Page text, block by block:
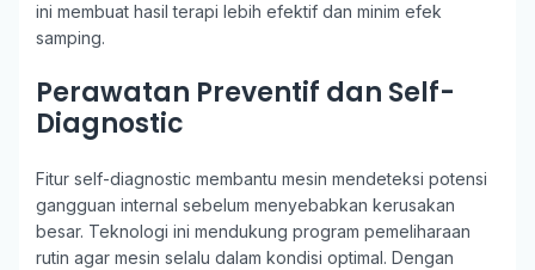
ini membuat hasil terapi lebih efektif dan minim efek
samping.
Perawatan Preventif dan Self-
Diagnostic
Fitur self-diagnostic membantu mesin mendeteksi potensi
gangguan internal sebelum menyebabkan kerusakan
besar. Teknologi ini mendukung program pemeliharaan
rutin agar mesin selalu dalam kondisi optimal. Dengan